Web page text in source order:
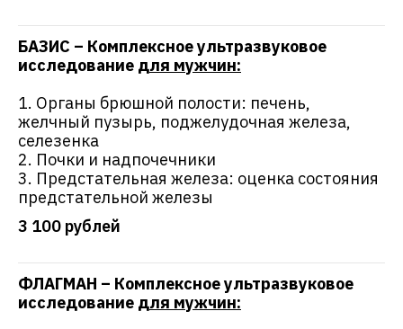
БАЗИС – Комплексное ультразвуковое
исследование для мужчин:
1. Органы брюшной полости: печень,
желчный пузырь, поджелудочная железа,
селезенка
2. Почки и надпочечники
3. Предстательная железа: оценка состояния
предстательной железы
3 100 рублей
ФЛАГМАН – Комплексное ультразвуковое
исследование для мужчин:
Отзывы в 2ГИС от
наших пациентов